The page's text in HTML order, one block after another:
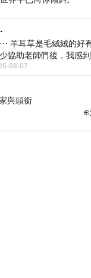
羊耳草是毛絨絨的好
協助老師們後，我感
我的工作啊。 真
08-07
頭銜
在